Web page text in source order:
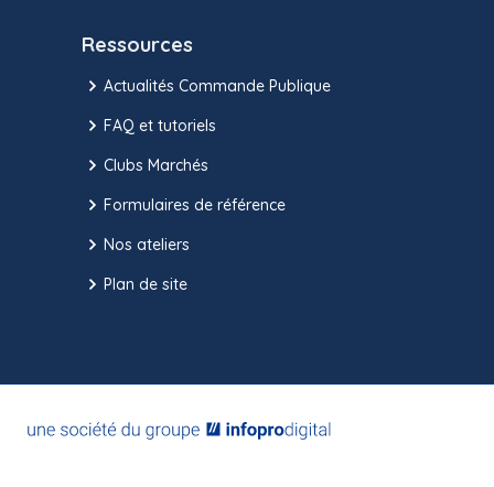
Ressources
Actualités Commande Publique
FAQ et tutoriels
Clubs Marchés
Formulaires de référence
Nos ateliers
Plan de site